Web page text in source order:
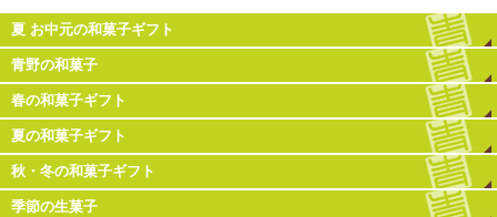
夏 お中元の和菓子ギフト
青野の和菓子
春の和菓子ギフト
夏の和菓子ギフト
秋・冬の和菓子ギフト
季節の生菓子